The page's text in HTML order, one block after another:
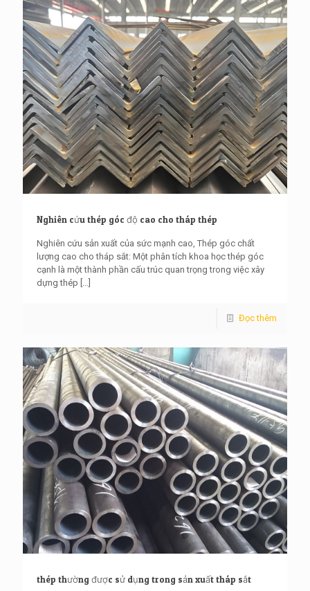
Nghiên cứu thép góc độ cao cho tháp thép
Nghiên cứu sản xuất của sức mạnh cao, Thép góc chất
lượng cao cho tháp sắt: Một phân tích khoa học thép góc
cạnh là một thành phần cấu trúc quan trọng trong việc xây
dựng thép […]
Đọc thêm
thép thường được sử dụng trong sản xuất tháp sắt